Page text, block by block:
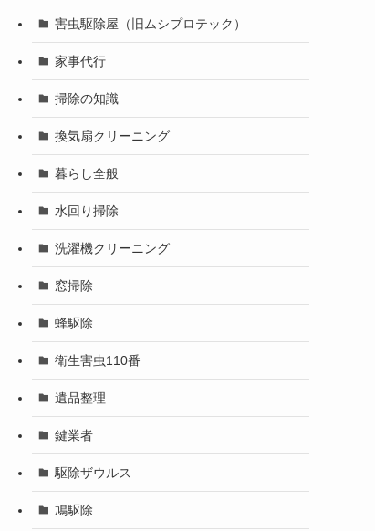
害虫駆除屋（旧ムシプロテック）
家事代行
掃除の知識
換気扇クリーニング
暮らし全般
水回り掃除
洗濯機クリーニング
窓掃除
蜂駆除
衛生害虫110番
遺品整理
鍵業者
駆除ザウルス
鳩駆除